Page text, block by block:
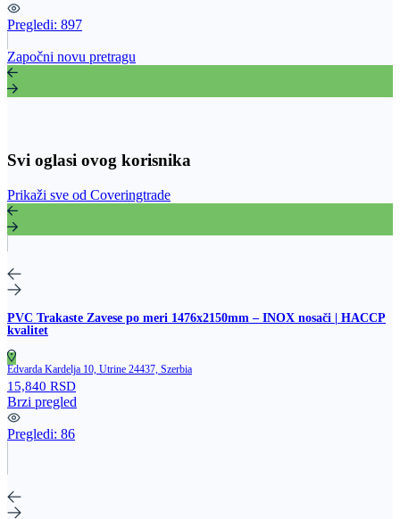
Pregledi: 897
Započni novu pretragu
Svi oglasi ovog korisnika
Prikaži sve od Coveringtrade
PVC Trakaste Zavese po meri 1476x2150mm – INOX nosači | HACCP
kvalitet
Edvarda Kardelja 10, Utrine 24437, Szerbia
15,840 RSD
Brzi pregled
Pregledi: 86